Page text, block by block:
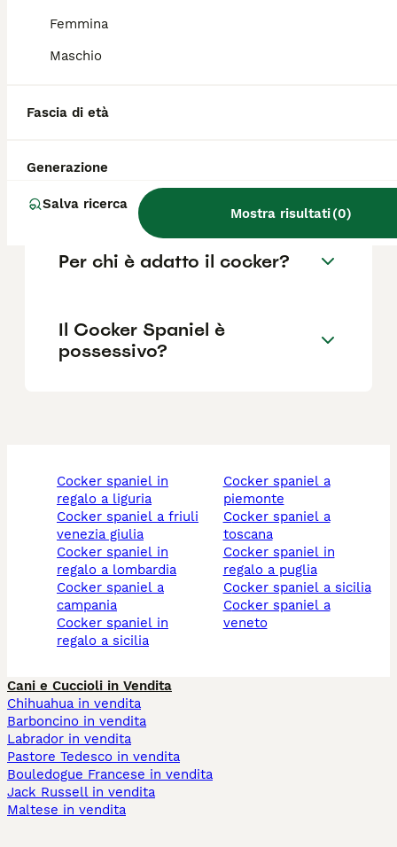
Femmina
Maschio
Fascia di età
Generazione
Salva ricerca
Mostra risultati(0)
dell'allevatore e la posizione.
cocker?
Cocker Spaniel abbaia
molto?
Per chi è adatto il cocker?
Il Cocker Spaniel è
possessivo?
cocker spaniel in
regalo a liguria
cocker spaniel a friuli
venezia giulia
cocker spaniel in
regalo a lombardia
cocker spaniel a
campania
cocker spaniel in
regalo a sicilia
cocker spaniel a
piemonte
cocker spaniel a
toscana
cocker spaniel in
regalo a puglia
cocker spaniel a sicilia
cocker spaniel a
veneto
Cani e Cuccioli in Vendita
Chihuahua in vendita
Barboncino in vendita
Labrador in vendita
Pastore Tedesco in vendita
Bouledogue Francese in vendita
Jack Russell in vendita
Maltese in vendita